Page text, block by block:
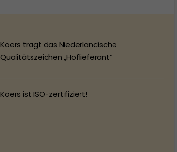
Koers trägt das Niederländische
Qualitätszeichen „Hoflieferant“
Koers ist ISO-zertifiziert!